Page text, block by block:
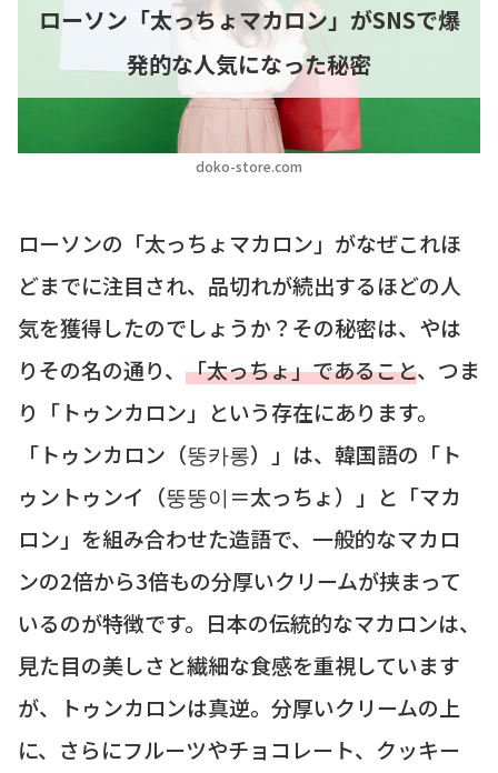
doko-store.com
ローソン「太っちょマカロン」がSNSで爆
発的な人気になった秘密
ローソンの「太っちょマカロン」がなぜこれほ
どまでに注目され、品切れが続出するほどの人
気を獲得したのでしょうか？その秘密は、やは
りその名の通り、 「太っちょ」であること、つま
り「トゥンカロン」という存在にあります。
「トゥンカロン（뚱카롱）」は、韓国語の「ト
ゥントゥンイ（뚱뚱이＝太っちょ）」と「マカ
ロン」を組み合わせた造語で、一般的なマカロ
ンの2倍から3倍もの分厚いクリームが挟まって
いるのが特徴です。日本の伝統的なマカロンは、
見た目の美しさと繊細な食感を重視しています
が、トゥンカロンは真逆。分厚いクリームの上
に、さらにフルーツやチョコレート、クッキー